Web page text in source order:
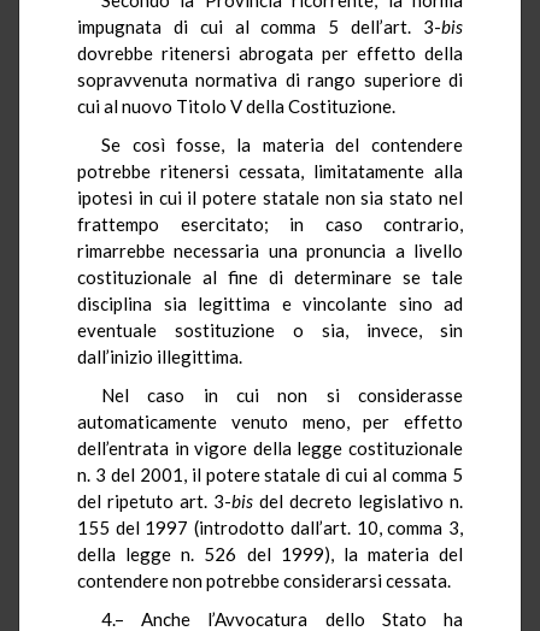
impugnata di cui al comma 5 dell’art. 3-bis
dovrebbe ritenersi abrogata per effetto della
sopravvenuta normativa di rango superiore di
cui al nuovo Titolo V della Costituzione.
Se così fosse, la materia del contendere
potrebbe ritenersi cessata, limitatamente alla
ipotesi in cui il potere statale non sia stato nel
frattempo esercitato; in caso contrario,
rimarrebbe necessaria una pronuncia a livello
costituzionale al fine di determinare se tale
disciplina sia legittima e vincolante sino ad
eventuale sostituzione o sia, invece, sin
dall’inizio illegittima.
Nel caso in cui non si considerasse
automaticamente venuto meno, per effetto
dell’entrata in vigore della legge costituzionale
n. 3 del 2001, il potere statale di cui al comma 5
del ripetuto art. 3-bis del decreto legislativo n.
155 del 1997 (introdotto dall’art. 10, comma 3,
della legge n. 526 del 1999), la materia del
contendere non potrebbe considerarsi cessata.
4.– Anche l’Avvocatura dello Stato ha